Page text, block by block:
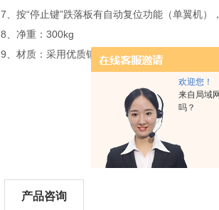
欢迎您！
来自局域
吗？
7、按“停止键”跌落板有自动复位功能（单翼机）
8、净重：300kg
9、材质：采用优质钢材、双柱导向、外箱静电喷
产品咨询